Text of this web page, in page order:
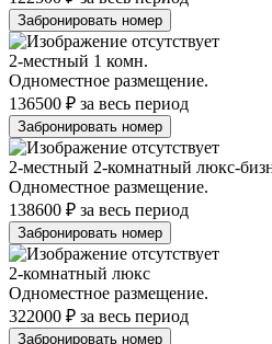
2-местный 1 комн.
Одноместное размещение.
136500 ₽ за весь период
2-местный 2-комнатный люкс-
Одноместное размещение.
138600 ₽ за весь период
2-комнатный люкс
Одноместное размещение.
322000 ₽ за весь период